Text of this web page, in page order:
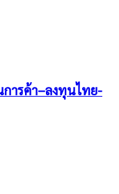
ารค้า–ลงทุนไทย-